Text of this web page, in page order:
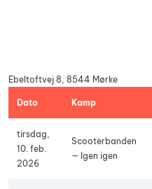
Ebeltoftvej 8, 8544 Mørke
Dato Kamp
tirsdag,
10. feb.
2026
Scooterbanden
— Igen igen